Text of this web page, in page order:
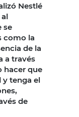
Nestlé
se
como la
de la
a través
hacer que
y tenga el
de